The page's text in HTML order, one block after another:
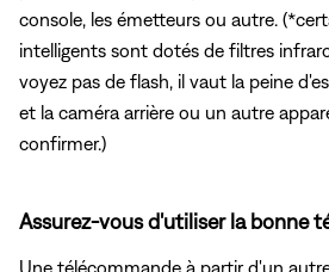
console, les émetteurs ou autre.
intelligents sont dotés de filtres
voyez pas de flash, il vaut la peine
et la caméra arrière ou un autre
confirmer.)
Assurez-vous d'utiliser la bonne
Une télécommande à partir d'un